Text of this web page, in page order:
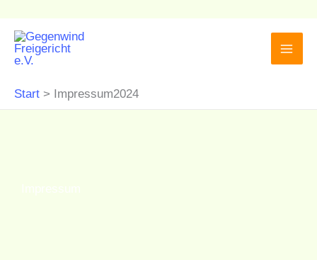
Inhalt
springen
Start Impressum2024